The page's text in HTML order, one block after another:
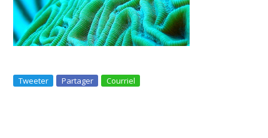
Tweeter Partager Courriel